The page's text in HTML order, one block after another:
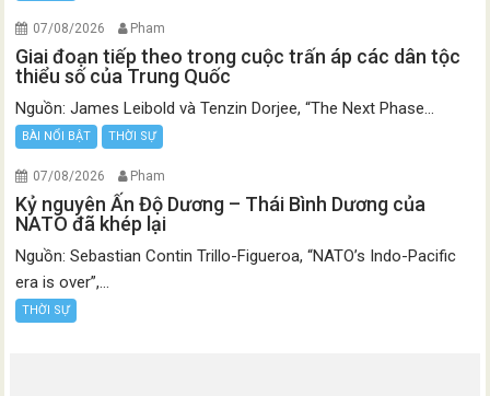
07/08/2026 Pham
Giai đoạn tiếp theo trong cuộc trấn áp các dân tộc
thiểu số của Trung Quốc
Nguồn: James Leibold và Tenzin Dorjee, “The Next Phase...
BÀI NỔI BẬT THỜI SỰ
07/08/2026 Pham
Kỷ nguyên Ấn Độ Dương – Thái Bình Dương của
NATO đã khép lại
Nguồn: Sebastian Contin Trillo-Figueroa, “NATO’s Indo-Pacific
era is over”,...
THỜI SỰ